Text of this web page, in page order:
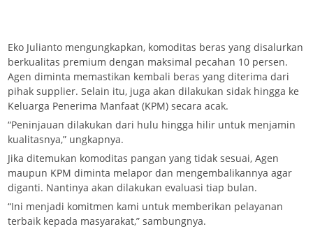
Eko Julianto mengungkapkan, komoditas beras yang disalurkan
berkualitas premium dengan maksimal pecahan 10 persen.
Agen diminta memastikan kembali beras yang diterima dari
pihak supplier. Selain itu, juga akan dilakukan sidak hingga ke
Keluarga Penerima Manfaat (KPM) secara acak.
“Peninjauan dilakukan dari hulu hingga hilir untuk menjamin
kualitasnya,” ungkapnya.
Jika ditemukan komoditas pangan yang tidak sesuai, Agen
maupun KPM diminta melapor dan mengembalikannya agar
diganti. Nantinya akan dilakukan evaluasi tiap bulan.
“Ini menjadi komitmen kami untuk memberikan pelayanan
terbaik kepada masyarakat,” sambungnya.